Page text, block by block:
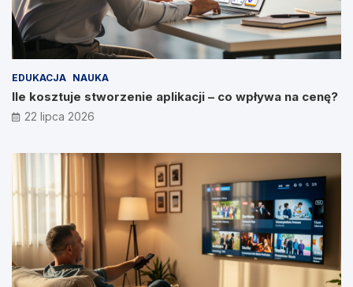
EDUKACJA NAUKA
Ile kosztuje stworzenie aplikacji – co wpływa na cenę?
22 lipca 2026